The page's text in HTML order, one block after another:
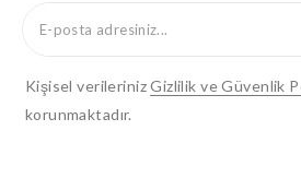
Kişisel verilerinizGizlilik ve Güvenlik
korunmaktadır.